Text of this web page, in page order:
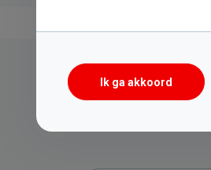
Ik ga akkoord